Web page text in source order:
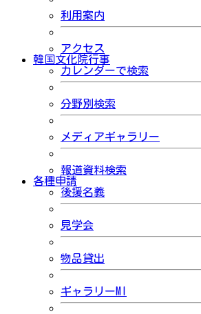
利用案内
アクセス
韓国文化院行事
カレンダーで検索
分野別検索
メディアギャラリー
報道資料検索
各種申請
後援名義
見学会
物品貸出
ギャラリーMI